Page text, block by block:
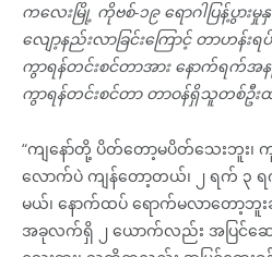
ကလေးမြို့ ကိုဗစ်-၁၉ ရောဂါပြန့်ပွား
လျော့နည်းလာခြင်းကြောင့် တာဟန်
ကွာရန်တင်းစင်တာအား နောက်ရက်
ကွာရန်တင်းစင်တာ တာဝန်ရှိသူတစ်ဦ
“ကျနော်တို့ ပိတ်တော့မပိတ်သေးဘူး
လောက်ပဲ ကျန်တော့တယ်၊ ၂ ရက် ၃
မယ်၊ နောက်ထပ် ရောက်မလာတော့
အခုလက်ရှိ ၂ ယောက်လည်း အပြင်ဆေ